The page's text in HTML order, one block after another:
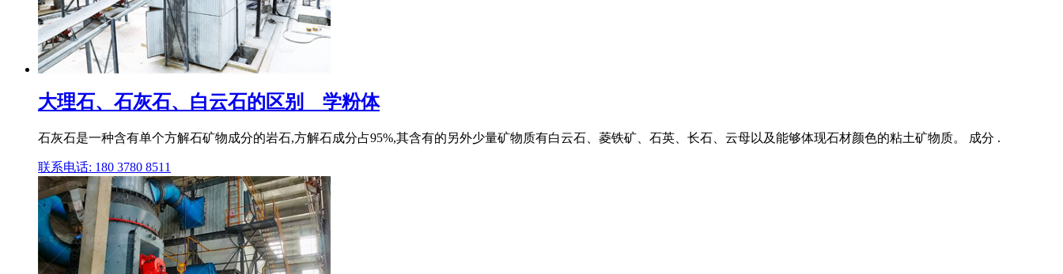
大理石、石灰石、白云石的区别 _ 学粉体
石灰石是一种含有单个方解石矿物成分的岩石,方解石成分占95%,其含有的另外少量矿物质有白云石、菱铁矿、石英、长石、云母以及能够体现石材颜色的粘土矿物质。 成分 .
联系电话: 180 3780 8511